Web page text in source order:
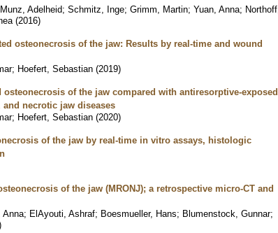
Munz, Adelheid; Schmitz, Inge; Grimm, Martin; Yuan, Anna; Northoff,
(2016)
osteonecrosis of the jaw: Results by real-time and wound
; Hoefert, Sebastian (2019)
of the jaw compared with antiresorptive-exposed
necrotic jaw diseases
; Hoefert, Sebastian (2020)
of the jaw by real-time in vitro assays, histologic
of the jaw (MRONJ); a retrospective micro-CT and
Anna; ElAyouti, Ashraf; Boesmueller, Hans; Blumenstock, Gunnar;